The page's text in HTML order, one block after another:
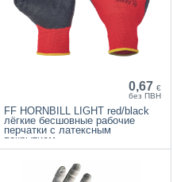
0,67 €
без ПВН
FF HORNBILL LIGHT red/black
лёгкие бесшовные рабочие
перчатки с латексным
покрытием